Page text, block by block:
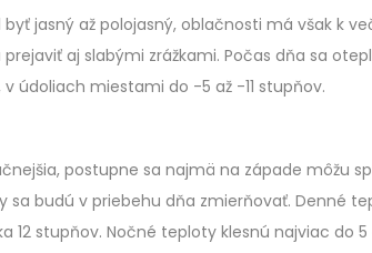
jasný až polojasný, oblačnosti má však k
aj slabými zrážkami. Počas dňa sa
údoliach miestami do -5 až -11 stupňov.
postupne sa najmä na západe môžu
sa budú v priebehu dňa zmierňovať. Denné
12 stupňov. Nočné teploty klesnú najviac do